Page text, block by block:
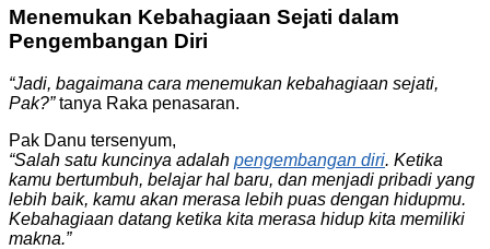
Menemukan Kebahagiaan Sejati dalam
Pengembangan Diri
“Jadi, bagaimana cara menemukan kebahagiaan sejati,
Pak?”tanya Raka penasaran.
Pak Danu tersenyum,
“Salah satu kuncinya adalah pengembangan diri. Ketika
kamu bertumbuh, belajar hal baru, dan menjadi pribadi yang
lebih baik, kamu akan merasa lebih puas dengan hidupmu.
Kebahagiaan datang ketika kita merasa hidup kita memiliki
makna.”